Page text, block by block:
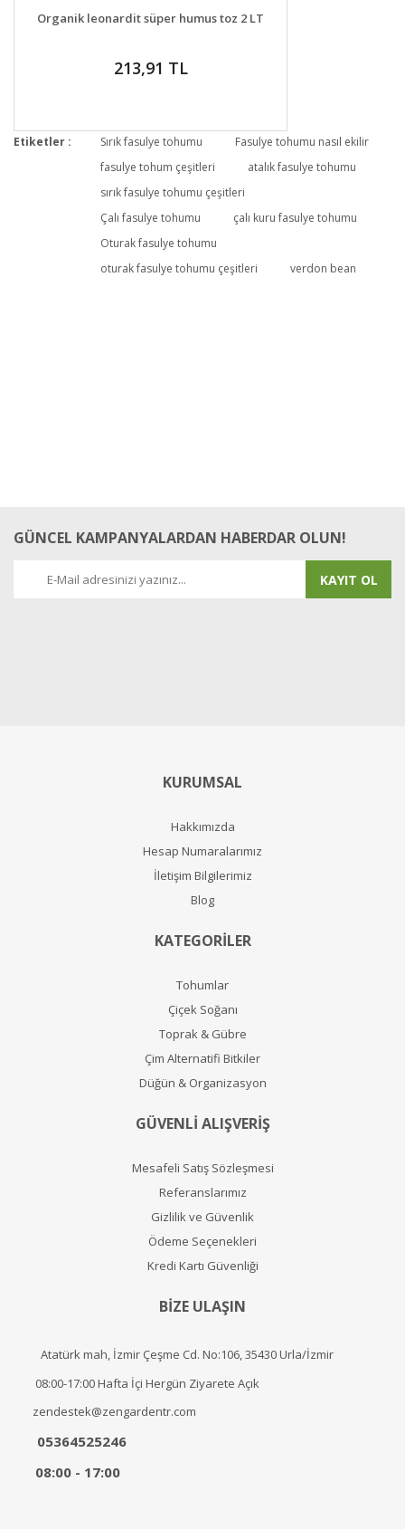
DETAYLAR
Organik leonardit süper humus toz 2 LT
213,91 TL
Etiketler : Sırık fasulye tohumu
Fasulye tohumu nasıl ekilir
fasulye tohum çeşitleri
atalık fasulye tohumu
sırık fasulye tohumu çeşitleri
Çalı fasulye tohumu
çalı kuru fasulye tohumu
Oturak fasulye tohumu
oturak fasulye tohumu çeşitleri
verdon bean
GÜNCEL KAMPANYALARDAN HABERDAR OLUN!
KAYIT OL
KURUMSAL
Hakkımızda
Hesap Numaralarımız
İletişim Bilgilerimiz
Blog
KATEGORİLER
Tohumlar
Çiçek Soğanı
Toprak & Gübre
Çim Alternatifi Bitkiler
Düğün & Organizasyon
GÜVENLİ ALIŞVERİŞ
Mesafeli Satış Sözleşmesi
Referanslarımız
Gizlilik ve Güvenlik
Ödeme Seçenekleri
Kredi Kartı Güvenliği
BİZE ULAŞIN
Atatürk mah, İzmir Çeşme Cd. No:106, 35430 Urla/İzmir
08:00-17:00 Hafta İçi Hergün Ziyarete Açık
zendestek@zengardentr.com
05364525246
08:00 - 17:00